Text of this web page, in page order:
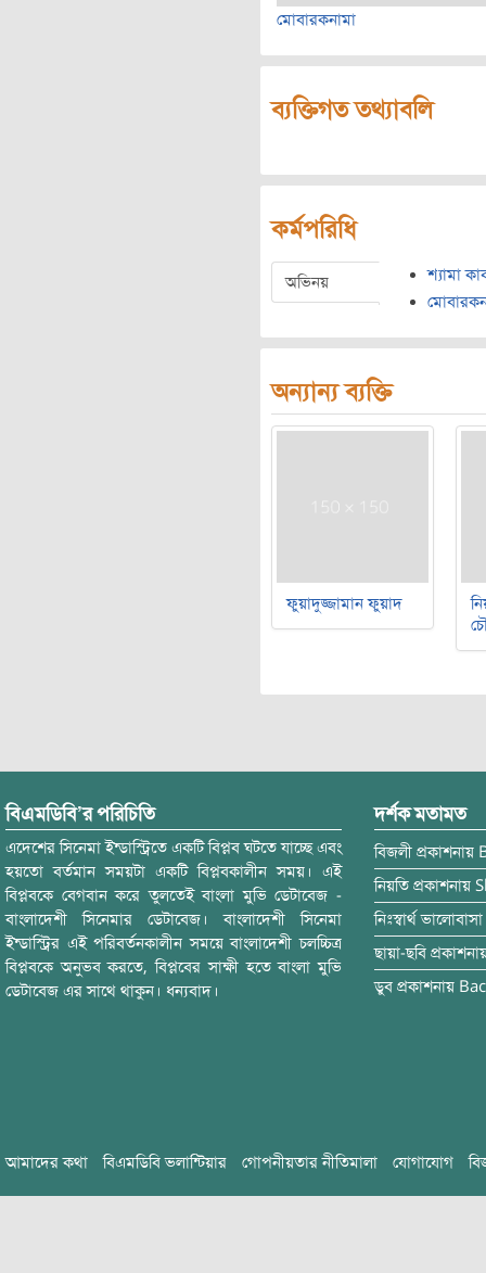
মোবারকনামা
ব্যক্তিগত তথ্যাবলি
কর্মপরিধি
অভিনয়
শ্যামা
অন্যান্য ব্যক্তি
ফুয়াদুজ্জামান ফুয়াদ
বিএমডিবি’র পরিচিতি
এদেশের সিনেমা ইন্ডাস্ট্রিতে একটি বিপ্লব ঘটতে যাচ্ছে এবং
হয়তো বর্তমান সময়টা একটি বিপ্লবকালীন সময়। এই
বিপ্লবকে বেগবান করে তুলতেই বাংলা মুভি ডেটাবেজ -
বাংলাদেশী সিনেমার ডেটাবেজ। বাংলাদেশী সিনেমা
ইন্ডাস্ট্রির এই পরিবর্তনকালীন সময়ে বাংলাদেশী চলচ্চিত্র
বিপ্লবকে অনুভব করতে, বিপ্লবের সাক্ষী হতে বাংলা মুভি
ডেটাবেজ এর সাথে থাকুন। ধন্যবাদ।
দর্শক মতামত
বিজলী প্রকাশনায়
নিয়তি প্রকাশনায়
নিঃস্বার্থ ভালোবাসা
ছায়া-ছবি
ডুব প্রকাশনায়
আমাদের কথা বিএমডিবি ভলান্টিয়ার গোপনীয়তার নীতিমালা যোগাযোগ